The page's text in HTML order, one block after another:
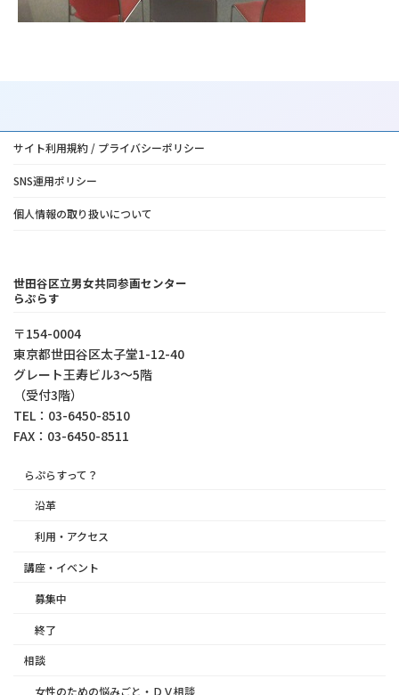
サイト利用規約 / プライバシーポリシー
SNS運用ポリシー
個人情報の取り扱いについて
世田谷区立男女共同参画センター
らぷらす
〒154-0004
東京都世⽥⾕区太⼦堂1-12-40
グレート王寿ビル3～5階
（受付3階）
TEL：03-6450-8510
FAX：03-6450-8511
らぷらすって？
沿革
利用・アクセス
講座・イベント
募集中
終了
相談
女性のための悩みごと・ＤＶ相談